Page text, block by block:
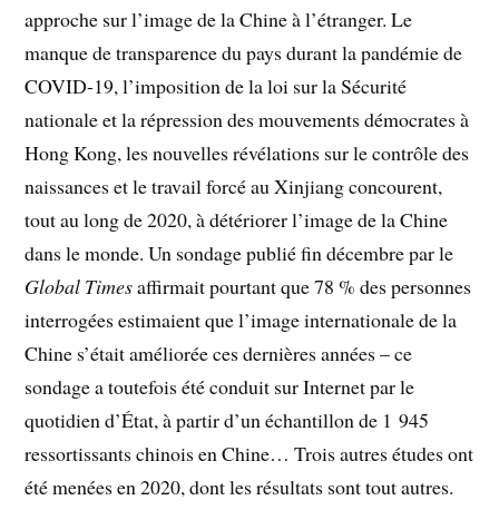
approche sur l’image de la Chine à l’étranger. Le
manque de transparence du pays durant la pandémie de
COVID-19, l’imposition de la loi sur la Sécurité
nationale et la répression des mouvements démocrates à
Hong Kong, les nouvelles révélations sur le contrôle des
naissances et le travail forcé au Xinjiang concourent,
tout au long de 2020, à détériorer l’image de la Chine
dans le monde. Un sondage publié fin décembre par le
Global Timesaffirmait pourtant que 78 % des personnes
interrogées estimaient que l’image internationale de la
Chine s’était améliorée ces dernières années – ce
sondage a toutefois été conduit sur Internet par le
quotidien d’État, à partir d’un échantillon de 1 945
ressortissants chinois en Chine… Trois autres études ont
été menées en 2020, dont les résultats sont tout autres.